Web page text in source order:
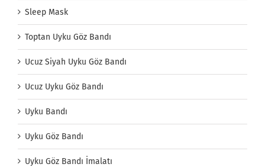
Sleep Mask
Toptan Uyku Göz Bandı
Ucuz Siyah Uyku Göz Bandı
Ucuz Uyku Göz Bandı
Uyku Bandı
Uyku Göz Bandı
Uyku Göz Bandı İmalatı